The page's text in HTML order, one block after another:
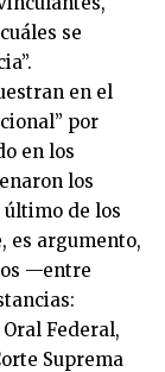
se
en el
por
en los
los
último de los
es argumento,
—entre
Federal,
Suprema